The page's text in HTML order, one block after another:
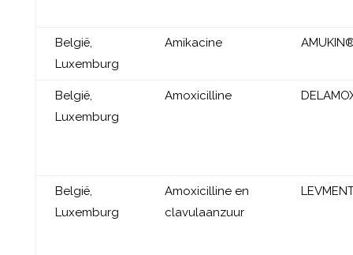
België,
Luxemburg
Amikacine
België,
Luxemburg
Amoxicilline
België,
Luxemburg
Amoxicilline en
clavulaanzuur